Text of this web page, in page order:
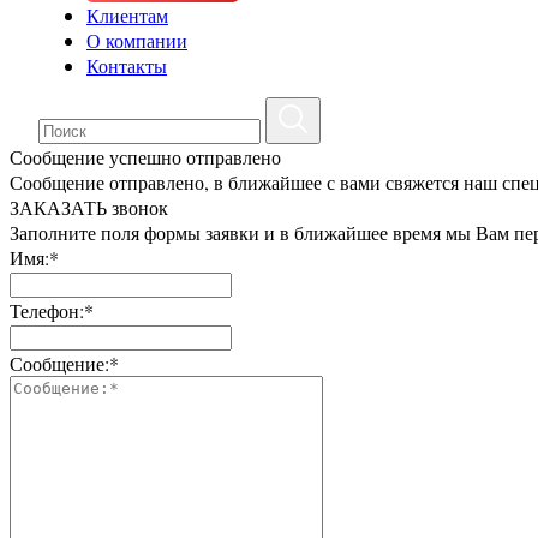
Клиентам
О компании
Контакты
Сообщение успешно отправлено
Сообщение отправлено, в ближайшее с вами свяжется наш
ЗАКАЗАТЬ звонок
Заполните поля формы заявки и в ближайшее время мы Вам
Имя:*
Телефон:*
Сообщение:*